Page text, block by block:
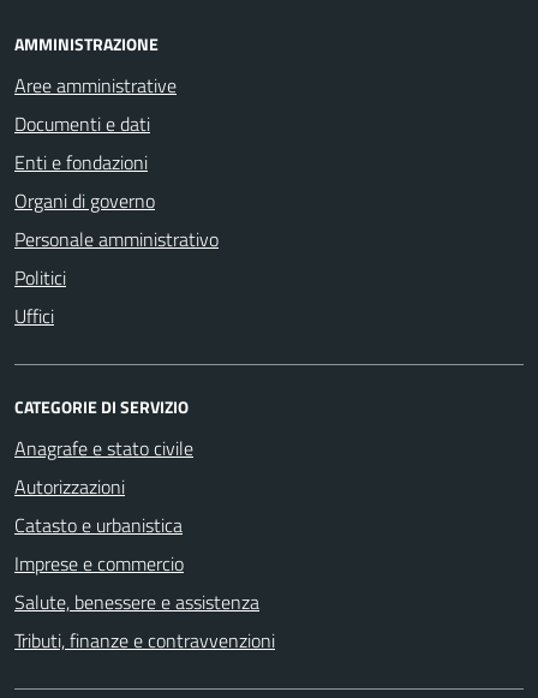
AMMINISTRAZIONE
Aree amministrative
Documenti e dati
Enti e fondazioni
Organi di governo
Personale amministrativo
Politici
Uffici
CATEGORIE DI SERVIZIO
Anagrafe e stato civile
Autorizzazioni
Catasto e urbanistica
Imprese e commercio
Salute, benessere e assistenza
Tributi, finanze e contravvenzioni